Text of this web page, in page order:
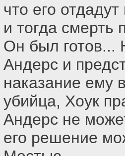
что его
и тогда смерть
Он был готов...
Андерс и
наказание ему
убийца, Хоук
Андерс не
его решение